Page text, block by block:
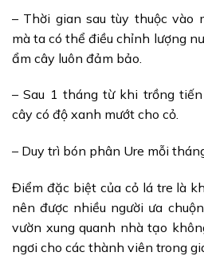
– Thời gian sau tùy thuộc vào
mà ta có thể điều chỉnh lượng
ẩm cây luôn đảm bảo.
– Sau 1 tháng từ khi trồng
cây có độ xanh mướt cho cỏ.
– Duy trì bón phân Ure mỗi
Điểm đặc biệt của cỏ lá tre là
nên được nhiều người ưa
vườn xung quanh nhà tạo
ngơi cho các thành viên trong